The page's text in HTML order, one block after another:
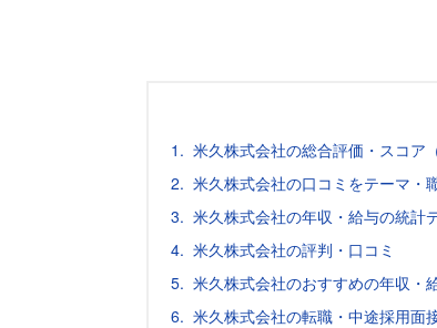
米久株式会社の総合評価・スコア
米久株式会社の口コミをテーマ・
米久株式会社の年収・給与の統計
米久株式会社の評判・口コミ
米久株式会社のおすすめの年収・
米久株式会社の転職・中途採用面